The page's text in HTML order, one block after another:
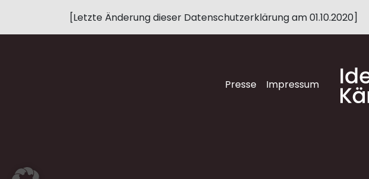
[Letzte Änderung dieser Datenschutzerklärung am 01.10.2020]
Presse Impressum